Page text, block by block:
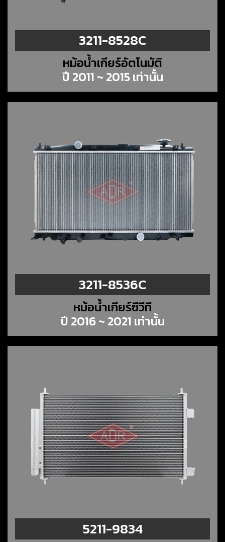
3211-8528C
หม้อน้ำเกียร์อัตโนมัติ
ปี 2011 ~ 2015 เท่านั้น
3211-8536C
หม้อน้ำเกียร์ซีวีที
ปี 2016 ~ 2021 เท่านั้น
5211-9834